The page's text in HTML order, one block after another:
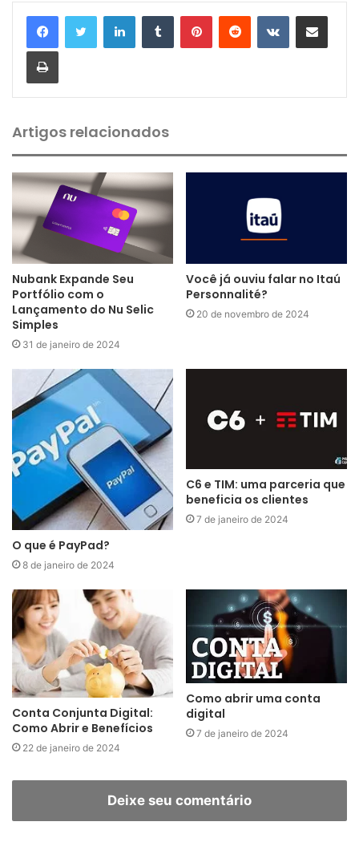
Artigos relacionados
Nubank Expande Seu
Portfólio com o
Lançamento do Nu Selic
Simples
31 de janeiro de 2024
Você já ouviu falar no Itaú
Personnalité?
20 de novembro de 2024
O que é PayPad?
8 de janeiro de 2024
C6 e TIM: uma parceria que
beneficia os clientes
7 de janeiro de 2024
Conta Conjunta Digital:
Como Abrir e Benefícios
22 de janeiro de 2024
Como abrir uma conta
digital
7 de janeiro de 2024
Deixe seu comentário